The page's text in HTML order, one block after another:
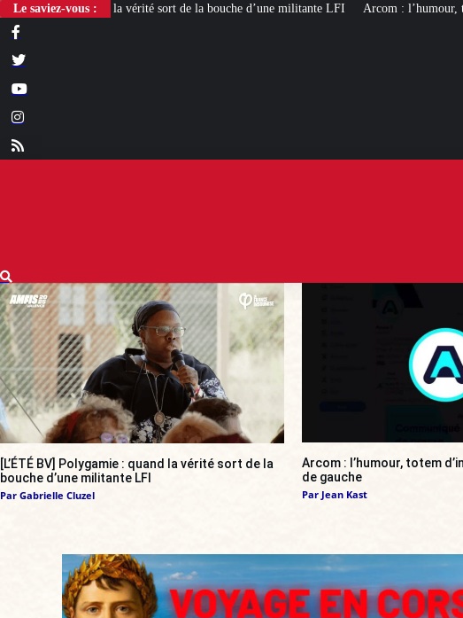
Le saviez-vous :
sort de la bouche d’une militante LFI Arcom : l’humour, totem d’impunité des médias
[L’ÉTÉ BV] Polygamie : quand la vérité sort de la
bouche d’une militante LFI
Par Gabrielle Cluzel
Arcom : l’humour, totem
de gauche
Par Jean Kast